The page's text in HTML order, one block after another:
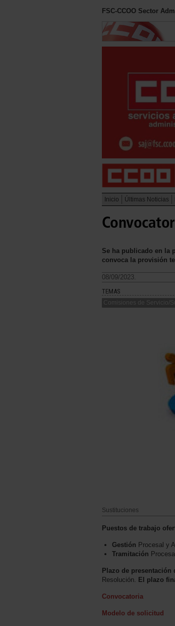
FSC-CCOO Sector
Inicio Últimas Noticias
Se ha publicado en la
convoca la provisión
08/09/2023.
TEMAS
Comisiones de Servicio/
Sustituciones
Puestos de trabajo
Gestión Procesal y
Tramitación
Plazo de presentación
Resolución. El plazo
Convocatoria
Modelo de solicitud